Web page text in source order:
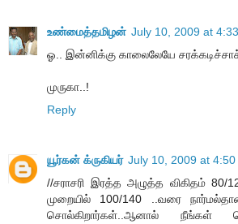
உண்மைத்தமிழன் July 10, 2009 at
ஓ.. இன்னிக்கு காலைலேயே
முருகா..!
Reply
யூர்கன் க்ருகியர் July 10, 2009 at 4:50
//சராசரி இரத்த அழுத்த விகிதம்
முறையில் 100/140 ..வரை
சொல்கிறார்கள்..ஆனால் நீங்கள்